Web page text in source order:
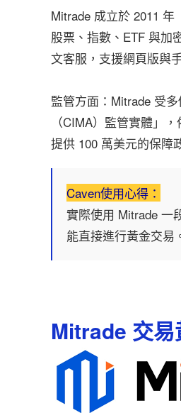
Mitrade 成立於 2011 年
股票、指數、ETF 與加
文客服，支援網頁版與
監管方面：Mitrade 受
（CIMA）監管實體」
提供 100 萬美元的保障
Caven使用心得：
實際使用 Mitrade 一
能直接進行黃金交易
Mitrade 交易